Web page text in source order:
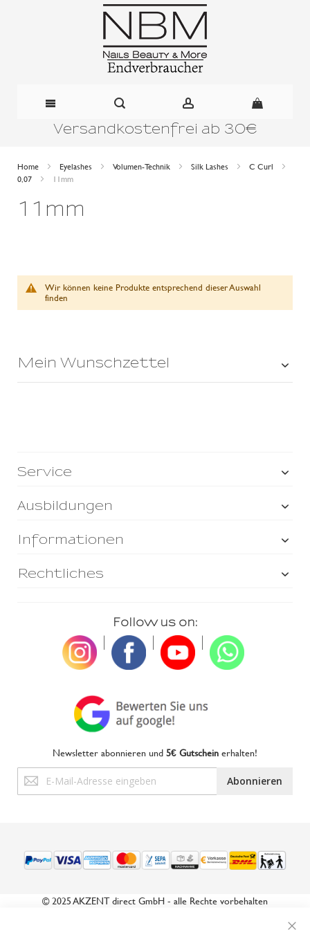
Inhalt
Versandkostenfrei ab 30€
Home Eyelashes Volumen-Technik Silk Lashes
C Curl
0,07
11mm
11mm
Wir können keine Produkte entsprechend dieser Auswahl
finden
Mein Wunschzettel
Service
Ausbildungen
Informationen
Rechtliches
Follow us on:
Newsletter abonnieren und5€ Gutscheinerhalten!
Anmeldung
zum
Abonnieren
© 2025 AKZENT direct GmbH - alle Rechte vorbehalten